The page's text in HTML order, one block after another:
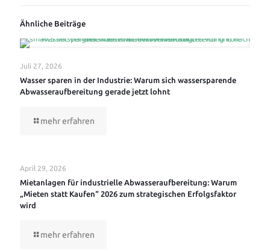
Ähnliche Beiträge
Juli 27, 2026
Wasser sparen in der Industrie: Warum sich wassersparende
Abwasseraufbereitung gerade jetzt lohnt
mehr erfahren
April 29, 2026
Mietanlagen für industrielle Abwasseraufbereitung: Warum
„Mieten statt Kaufen“ 2026 zum strategischen Erfolgsfaktor
wird
mehr erfahren